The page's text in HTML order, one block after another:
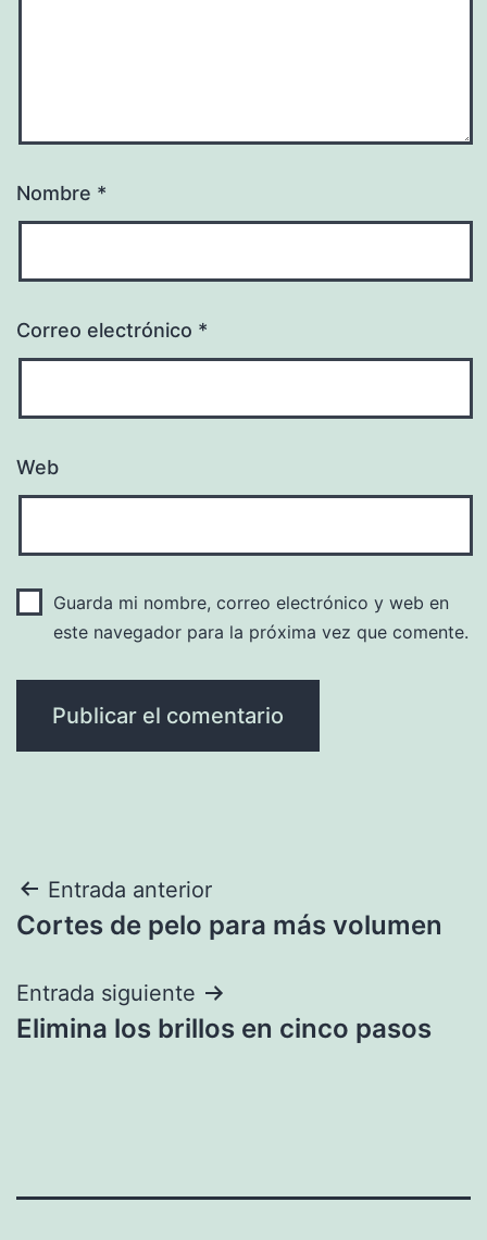
Nombre *
Correo electrónico *
Web
Guarda mi nombre, correo electrónico y web en
este navegador para la próxima vez que comente.
Navegación
de
entradas
Entrada anterior
Cortes de pelo para más volumen
Entrada siguiente
Elimina los brillos en cinco pasos